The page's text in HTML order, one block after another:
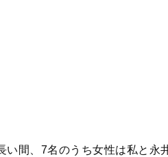
44歳の若さで亡くなってしまっ